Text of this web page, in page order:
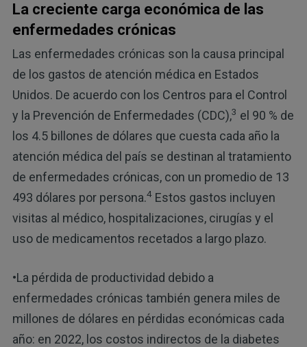
La creciente carga económica de las
enfermedades crónicas
Las enfermedades crónicas son la causa principal
de los gastos de atención médica en Estados
Unidos. De acuerdo con los Centros para el Control
y la Prevención de Enfermedades (CDC),3 el 90 % de
los 4.5 billones de dólares que cuesta cada año la
atención médica del país se destinan al tratamiento
de enfermedades crónicas, con un promedio de 13
493 dólares por persona.4Estos gastos incluyen
visitas al médico, hospitalizaciones, cirugías y el
uso de medicamentos recetados a largo plazo.
•La pérdida de productividad debido a
enfermedades crónicas también genera miles de
millones de dólares en pérdidas económicas cada
año: en 2022, los costos indirectos de la diabetes